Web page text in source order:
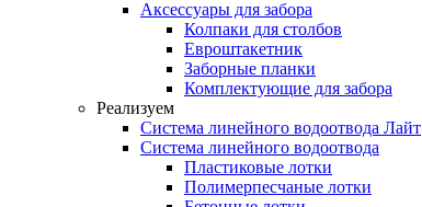
Аксессуары для забора
Колпаки для столбов
Евроштакетник
Заборные планки
Комплектующие для забора
Реализуем
Система линейного водоотвода Лайт
Система линейного водоотвода
Пластиковые лотки
Полимерпесчаные лотки